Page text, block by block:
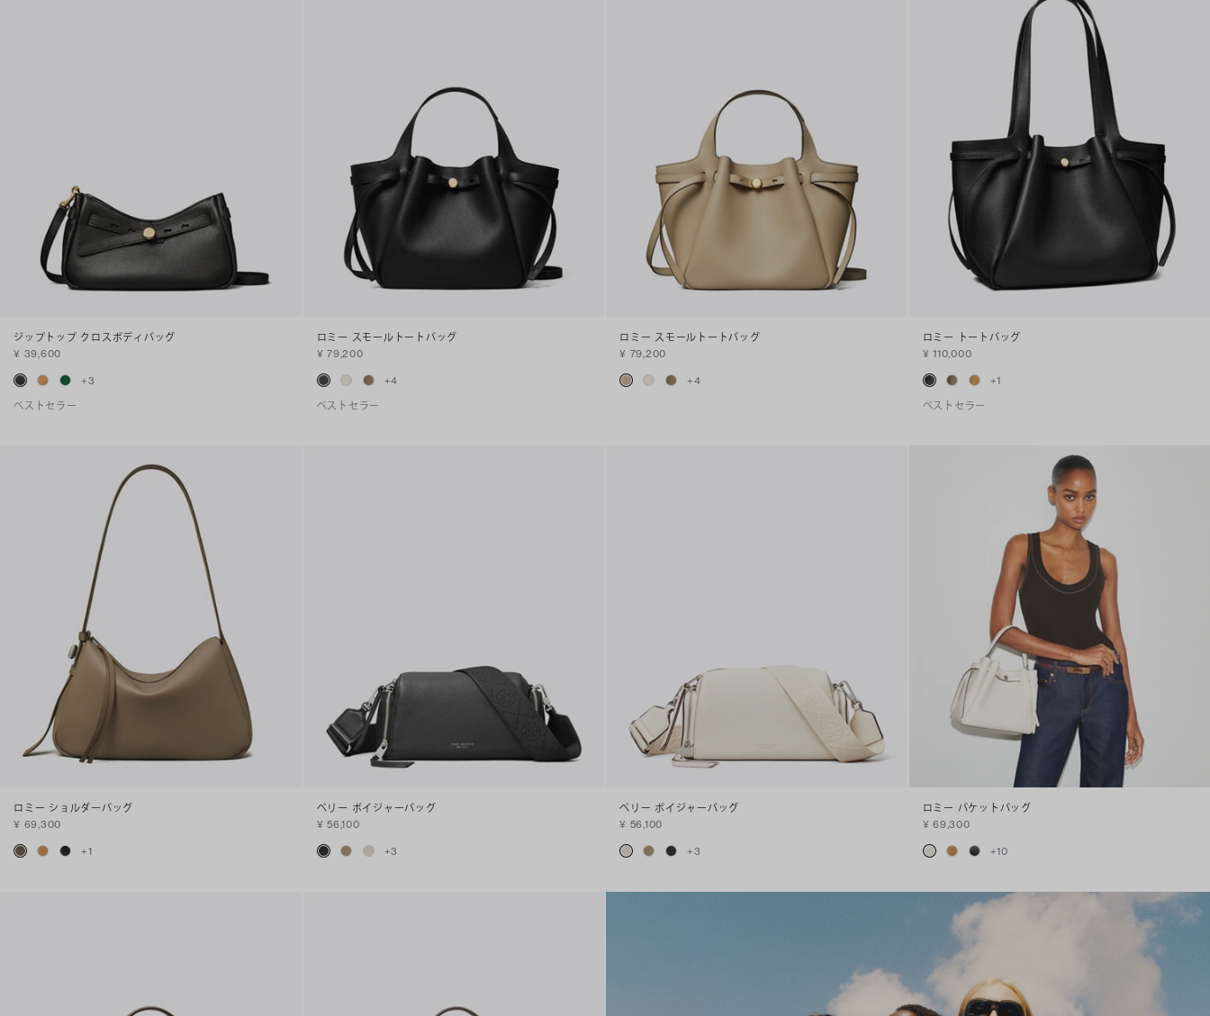
ジップトップ クロスボディバッグ
¥ 39,600
+3
ベストセラー
ロミー スモールトートバッグ
¥ 79,200
+4
ベストセラー
ロミー スモールトートバッグ
¥ 79,200
+4
ロミー トートバッグ
¥ 110,000
+1
ベストセラー
ロミー ショルダーバッグ
¥ 69,300
+1
ペリー ボイジャーバッグ
¥ 56,100
+3
ペリー ボイジャーバッグ
¥ 56,100
+3
ロミー バケットバッグ
¥ 69,300
+10